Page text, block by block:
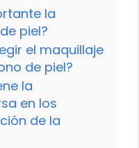
la
piel?
el maquillaje
de piel?
la
en los
de la